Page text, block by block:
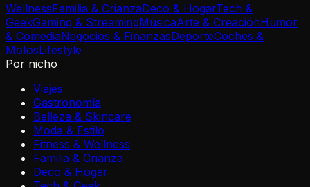
WellnessFamilia & CrianzaDeco & HogarTech &
GeekGaming & StreamingMúsicaArte & CreaciónHumor
& ComediaNegocios & FinanzasDeporteCoches &
MotosLifestyle
Por nicho
Viajes
Gastronomía
Belleza & Skincare
Moda & Estilo
Fitness & Wellness
Familia & Crianza
Deco & Hogar